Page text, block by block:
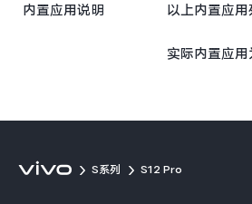
内置应用说明 以上内置应
实际内置应用
S系列 S12 Pro